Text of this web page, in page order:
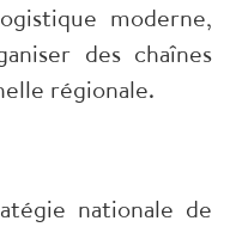
moderne,
des chaînes
régionale.
nationale de